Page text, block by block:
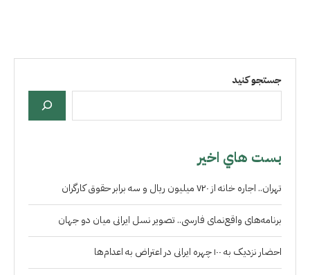
جستجو کنید
بست هاي اخير
تهران.. اجاره خانه از ۷۲۰ میلیون ریال و سه برابر حقوق کارگران
برنامه‌های واقع‌نمای فارسی.. تصویر نسل ایرانی میان دو جهان
احضار نزدیک به ۱۰۰ چهره ایرانی در اعتراض به اعدام‌ها